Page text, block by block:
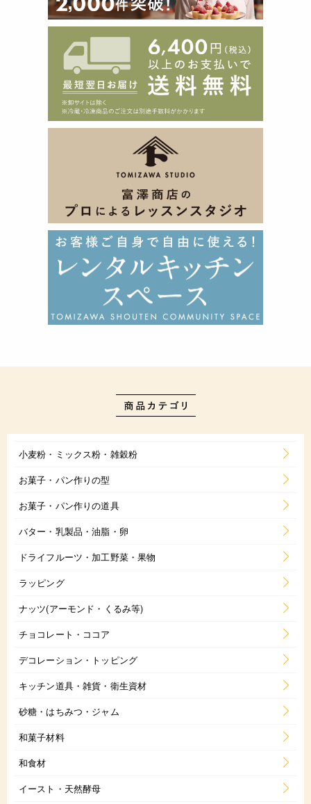
小麦粉・ミックス粉・雑穀粉
お菓子・パン作りの型
お菓子・パン作りの道具
バター・乳製品・油脂・卵
ドライフルーツ・加工野菜・果物
ラッピング
ナッツ(アーモンド・くるみ等)
チョコレート・ココア
デコレーション・トッピング
キッチン道具・雑貨・衛生資材
砂糖・はちみつ・ジャム
和菓子材料
和食材
イースト・天然酵母